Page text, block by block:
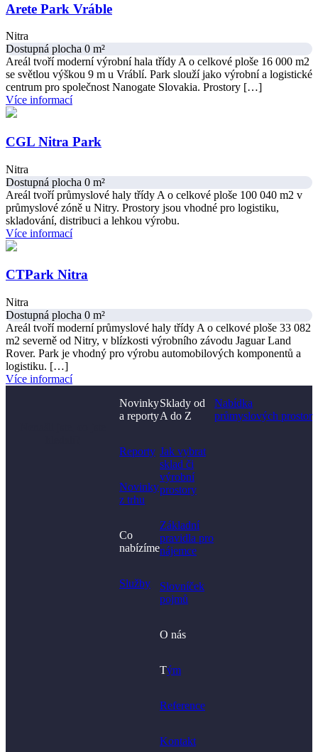
Arete Park Vráble
Nitra
Dostupná plocha 0 m²
Areál tvoří moderní výrobní hala třídy A o celkové ploše 16 000 m2
se světlou výškou 9 m u Vráblí. Park slouží jako výrobní a logistické
centrum pro společnost Nanogate Slovakia. Prostory […]
Více informací
CGL Nitra Park
Nitra
Dostupná plocha 0 m²
Areál tvoří průmyslové haly třídy A o celkové ploše 100 040 m2 v
průmyslové zóně u Nitry. Prostory jsou vhodné pro logistiku,
skladování, distribuci a lehkou výrobu.
Více informací
CTPark Nitra
Nitra
Dostupná plocha 0 m²
Areál tvoří moderní průmyslové haly třídy A o celkové ploše 33 082
m2 severně od Nitry, v blízkosti výrobního závodu Jaguar Land
Rover. Park je vhodný pro výrobu automobilových komponentů a
logistiku. […]
Více informací
Novinky
a reporty
Reporty
Novinky
z trhu
Co
nabízíme
Služby
Sklady od
A do Z
Jak vybrat
sklad či
výrobní
prostory​
Základní
pravidla pro
nájemce
Slovníček
pojmů
O nás
Tým
Reference
Kontakt
Nabídka
průmyslových prostor